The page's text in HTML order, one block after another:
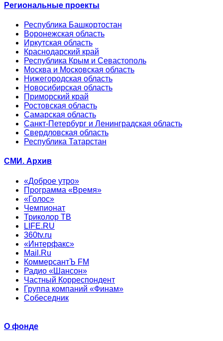
Региональные проекты
Республика Башкортостан
Воронежская область
Иркутская область
Краснодарский край
Республика Крым и Севастополь
Москва и Московская область
Нижегородская область
Новосибирская область
Приморский край
Ростовская область
Самарская область
Санкт-Петербург и Ленинградская область
Свердловская область
Республика Татарстан
СМИ. Архив
«Доброе утро»
Программа «Время»
«Голос»
Чемпионат
Триколор ТВ
LIFE.RU
360tv.ru
«Интерфакс»
Mail.Ru
КоммерсантЪ FM
Радио «Шансон»
Частный Корреспондент
Группа компаний «Финам»
Собеседник
О фонде